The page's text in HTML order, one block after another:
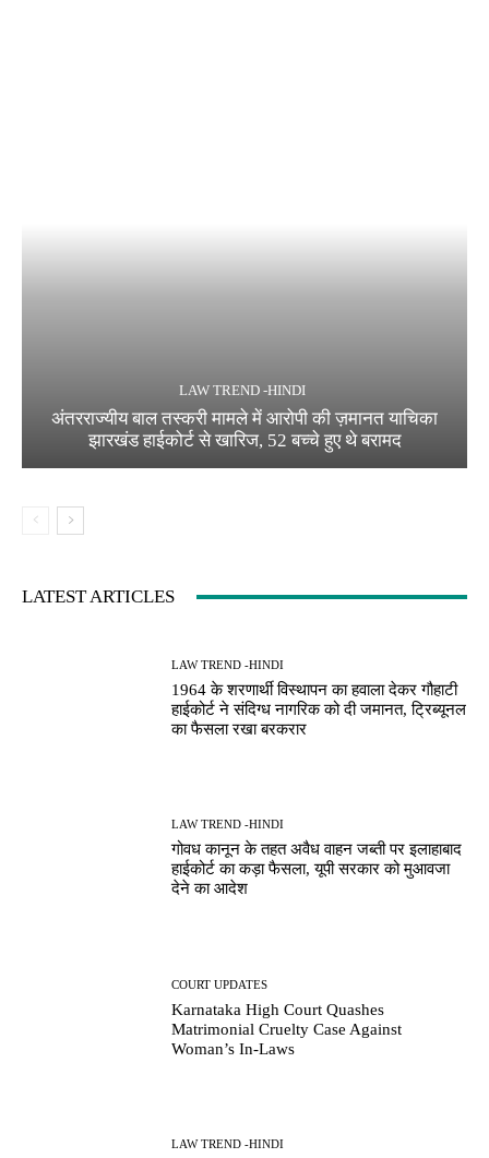
LAW TREND -HINDI
अंतरराज्यीय बाल तस्करी मामले में आरोपी की ज़मानत याचिका
झारखंड हाईकोर्ट से खारिज, 52 बच्चे हुए थे बरामद
LATEST ARTICLES
LAW TREND -HINDI
1964 के शरणार्थी विस्थापन का हवाला देकर गौहाटी
हाईकोर्ट ने संदिग्ध नागरिक को दी जमानत, ट्रिब्यूनल
का फैसला रखा बरकरार
LAW TREND -HINDI
गोवध कानून के तहत अवैध वाहन जब्ती पर इलाहाबाद
हाईकोर्ट का कड़ा फैसला, यूपी सरकार को मुआवजा
देने का आदेश
COURT UPDATES
Karnataka High Court Quashes
Matrimonial Cruelty Case Against
Woman’s In-Laws
LAW TREND -HINDI